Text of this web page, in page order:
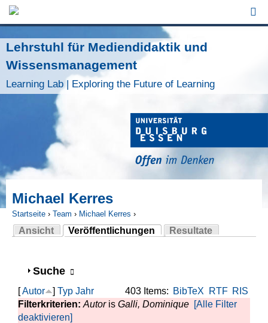
Jump to Navigation
Lehrstuhl für Mediendidaktik und
Wissensmanagement
Learning Lab | Exploring the Future of Learning
Michael Kerres
Sie sind hier
Startseite › Team › Michael Kerres ›
Ansicht
Veröffentlichungen
(aktiver Reiter)
Resultate
Anzeigen
Suche
403 Items: BibTeX RTF RIS
[Autor ] Typ Jahr
Filterkriterien: Autoris Galli, Dominique [Alle Filter
deaktivieren]